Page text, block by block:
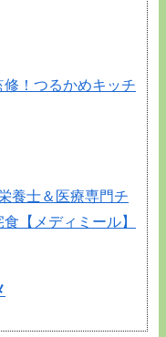
！つるかめキッチ
養士＆医療専門チ
【メディミール】